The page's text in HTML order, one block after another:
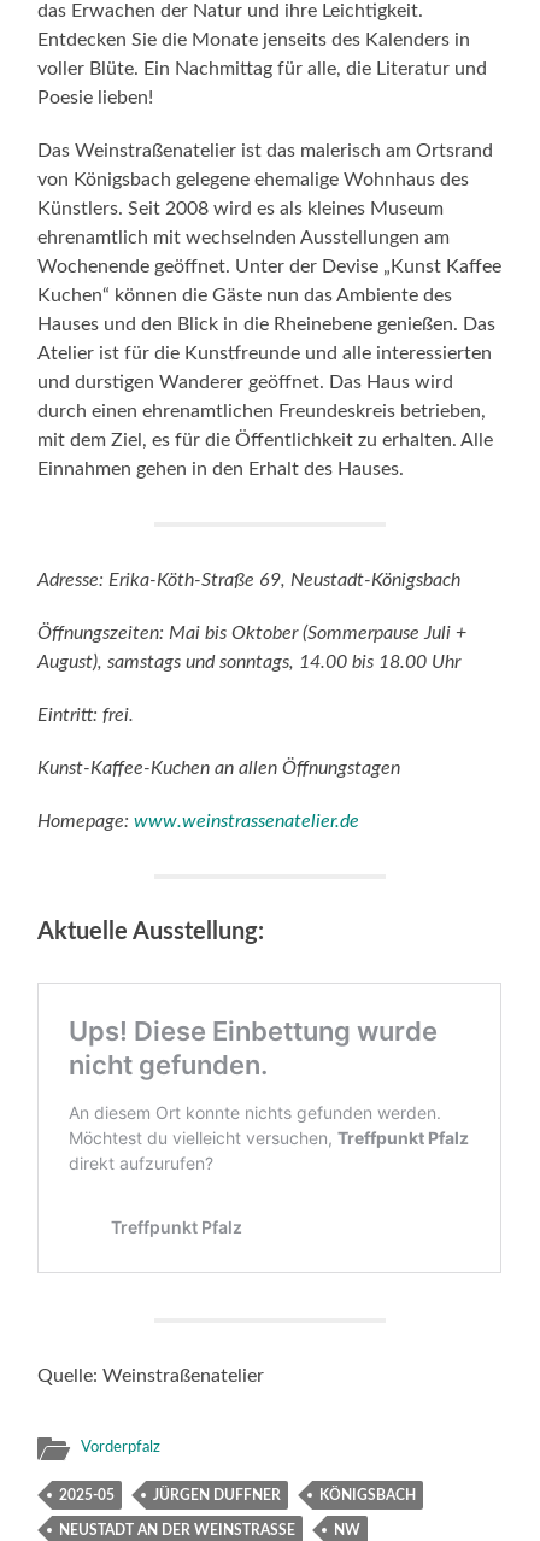
das Erwachen der Natur und ihre Leichtigkeit.
Entdecken Sie die Monate jenseits des Kalenders in
voller Blüte. Ein Nachmittag für alle, die Literatur und
Poesie lieben!
Das Weinstraßenatelier ist das malerisch am Ortsrand
von Königsbach gelegene ehemalige Wohnhaus des
Künstlers. Seit 2008 wird es als kleines Museum
ehrenamtlich mit wechselnden Ausstellungen am
Wochenende geöffnet. Unter der Devise „Kunst Kaffee
Kuchen“ können die Gäste nun das Ambiente des
Hauses und den Blick in die Rheinebene genießen. Das
Atelier ist für die Kunstfreunde und alle interessierten
und durstigen Wanderer geöffnet. Das Haus wird
durch einen ehrenamtlichen Freundeskreis betrieben,
mit dem Ziel, es für die Öffentlichkeit zu erhalten. Alle
Einnahmen gehen in den Erhalt des Hauses.
Adresse: Erika-Köth-Straße 69, Neustadt-Königsbach
Öffnungszeiten: Mai bis Oktober (Sommerpause Juli +
August), samstags und sonntags, 14.00 bis 18.00 Uhr
Eintritt: frei.
Kunst-Kaffee-Kuchen an allen Öffnungstagen
Homepage:www.weinstrassenatelier.de
Aktuelle Ausstellung:
Quelle: Weinstraßenatelier
Vorderpfalz
2025-05 JÜRGEN DUFFNER KÖNIGSBACH
NEUSTADT AN DER WEINSTRASSE NW